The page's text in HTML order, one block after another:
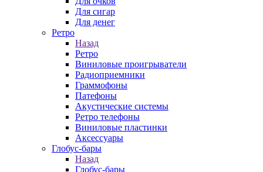
Для сигар
Для денег
Ретро
Назад
Ретро
Виниловые проигрыватели
Радиоприемники
Граммофоны
Патефоны
Акустические системы
Ретро телефоны
Виниловые пластинки
Аксессуары
Глобус-бары
Назад
Глобус-бары